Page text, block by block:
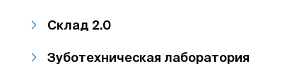
Склад 2.0
Зуботехническая лаборатория